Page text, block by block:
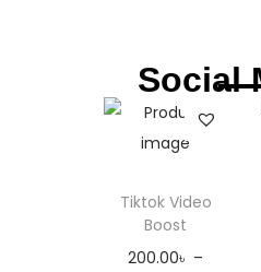
Social
Tiktok Video
Boost
200.00৳ –